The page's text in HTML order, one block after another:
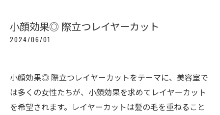
小顔効果◎ 際立つレイヤーカット
2024/06/01
小顔効果◎ 際立つレイヤーカットをテーマに、美容室で
は多くの女性たちが、小顔効果を求めてレイヤーカット
を希望されます。レイヤーカットは髪の毛を重ねること